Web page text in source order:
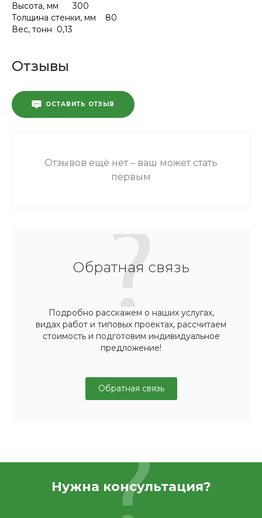
Высота, мм 300
Толщина стенки, мм 80
Вес, тонн 0,13
Отзывы
ОСТАВИТЬ ОТЗЫВ
Отзывов ещё нет – ваш может стать
первым
Обратная связь
Подробно расскажем о наших услугах,
видах работ и типовых проектах, рассчитаем
стоимость и подготовим индивидуальное
предложение!
Обратная связь
Нужна консультация?